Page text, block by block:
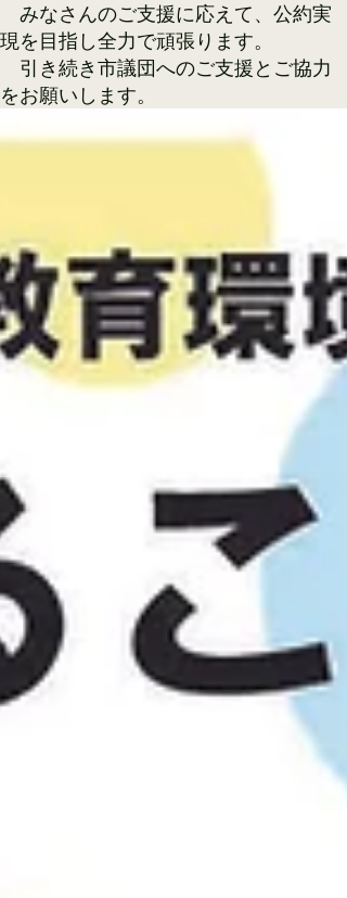
みなさんのご支援に応えて、公約実
現を目指し全力で頑張ります。
​ 引き続き市議団へのご支援とご協力
をお願いします。​